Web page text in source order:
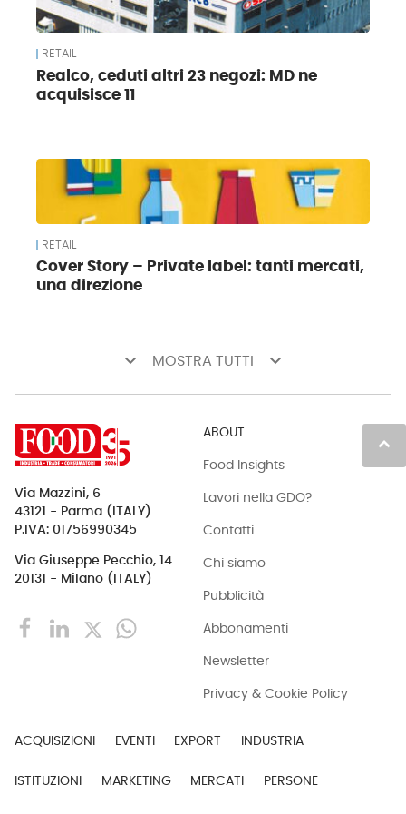
RETAIL
Realco, ceduti altri 23 negozi: MD ne
acquisisce 11
RETAIL
Cover Story – Private label: tanti mercati,
una direzione
keyboard_arrow_down MOSTRA TUTTI keyboard_arrow_down
keyboard_arrow_up
Via Mazzini, 6
43121 - Parma (ITALY)
P.IVA: 01756990345
Via Giuseppe Pecchio, 14
20131 - Milano (ITALY)
ABOUT
Food Insights
Lavori nella GDO?
Contatti
Chi siamo
Pubblicità
Abbonamenti
Newsletter
Privacy & Cookie Policy
ACQUISIZIONI EVENTI EXPORT INDUSTRIA
ISTITUZIONI MARKETING MERCATI PERSONE